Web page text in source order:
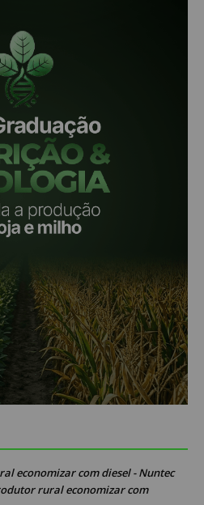
economizar com diesel - Nuntec
rural economizar com